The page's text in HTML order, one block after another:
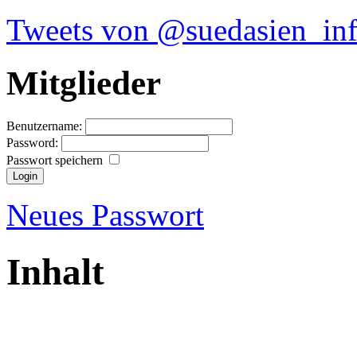
Tweets von
Mitglieder
Benutzername:
Password:
Passwort speichern
Neues Passwort
Inhalt